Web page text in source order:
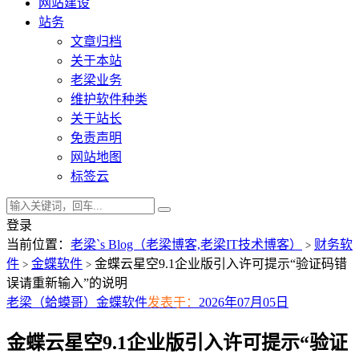
网站建设
站务
文章归档
关于本站
老梁业务
维护软件种类
关于站长
免责声明
网站地图
标签云
登录
当前位置： 老梁`s Blog（老梁博客,老梁IT技术博客） > 财务软
件 > 金蝶软件 > 金蝶云星空9.1企业版引入许可提示“验证码错
误请重新输入”的说明
老梁（蛤蟆哥） 金蝶软件发表于： 2026年07月05日
金蝶云星空9.1企业版引入许可提示“验证